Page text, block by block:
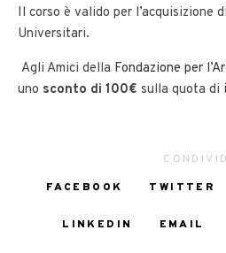
Il corso è valido per l’acquisizione
Universitari.
Agli Amici della Fondazione per
uno sconto di 100€ sulla quota di
FACEBOOK
TWITTER
LINKEDIN EMAIL